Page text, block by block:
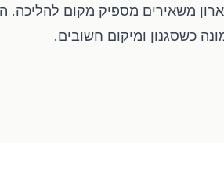
משאירים מספיק מקום להליכה.
כשסגנון ומיקום חשובים.